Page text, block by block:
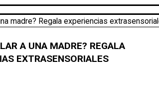
A UNA MADRE? REGALA
EXTRASENSORIALES